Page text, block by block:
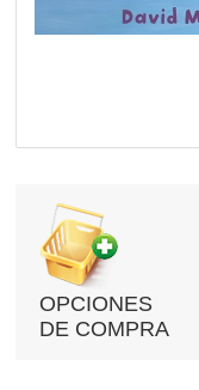
OPCIONES
DE COMPRA